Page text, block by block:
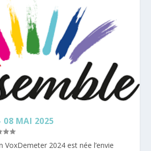
MAI 2025
» : UN SPECTACLE
SE...
SUR LES DROITS
LES ELLES DE LA TERRE
MAYENNE AVEC LA MSA ET
08 MAI 2025
VoxDemeter 2024 est née l’envie